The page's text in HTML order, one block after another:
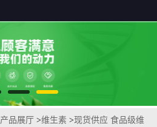
产品展厅 >维生素 >现货供应 食品级维